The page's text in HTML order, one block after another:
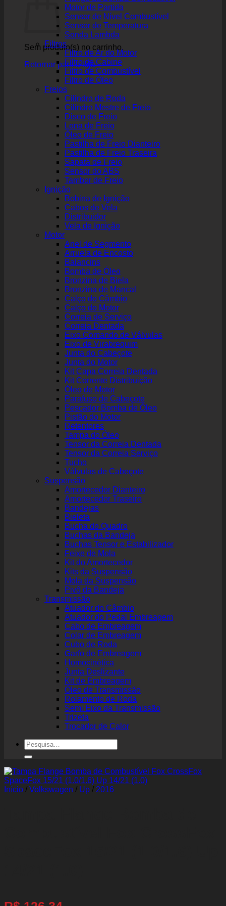
Sem produto(s) no carrinho.
Retornar para a loja
Motor de Partida
Sensor de Nível Combustível
Sensor de Temperatura
Sonda Lambda
Filtros
Filtro de Ar do Motor
Filtro de Cabine
Filtro de Combustível
Filtro de Óleo
Freios
Cilindro de Roda
Cilindro Mestre de Freio
Disco de Freio
Lona de Freio
Óleo de Freio
Pastilha de Freio Dianteiro
Pastilha de Freio Traseira
Sapata de Freio
Sensor do ABS
Tambor de Freio
Ignição
Bobina de Ignição
Cabos de Vela
Distribuidor
Vela de Ignição
Motor
Anel de Segmento
Arruela de Encosto
Balancins
Bomba de Óleo
Bronzina de Biela
Bronzina de Mancal
Calço do Câmbio
Calço do Motor
Correia de Serviço
Correia Dentada
Eixo Comando de Válvulas
Eixo de Virabrequim
Junta do Cabeçote
Junta do Motor
Kit Capa Correia Dentada
Kit Corrente Distribuição
Óleo de Motor
Parafuso de Cabeçote
Pescador Bomba de Óleo
Pistão do Motor
Retentores
Tampa do Óleo
Tensor da Correia Dentada
Tensor da Correia Serviço
Tucho
Válvulas de Cabeçote
Suspensão
Amortecedor Dianteiro
Amortecedor Traseiro
Bandejas
Bieleta
Bucha do Quadro
Buchas da Bandeja
Buchas Tensor e Estabilizador
Feixe de Mola
Kit do Amortecedor
Kits da Suspensão
Mola da Suspensão
Pivô da Bandeja
Transmissão
Atuador do Câmbio
Atuador do Pedal Embreagem
Cabo de Embreagem
Colar de Embreagem
Cubo de Roda
Garfo de Embreagem
Homocinética
Junta Deslizante
Kit de Embreagem
Óleo de Transmissão
Rolamento de Roda
Semi Eixo da Transmissão
Trizeta
Trocador de Calor
Pesquisar
por:
Início / Volkswagen / Up / 2016